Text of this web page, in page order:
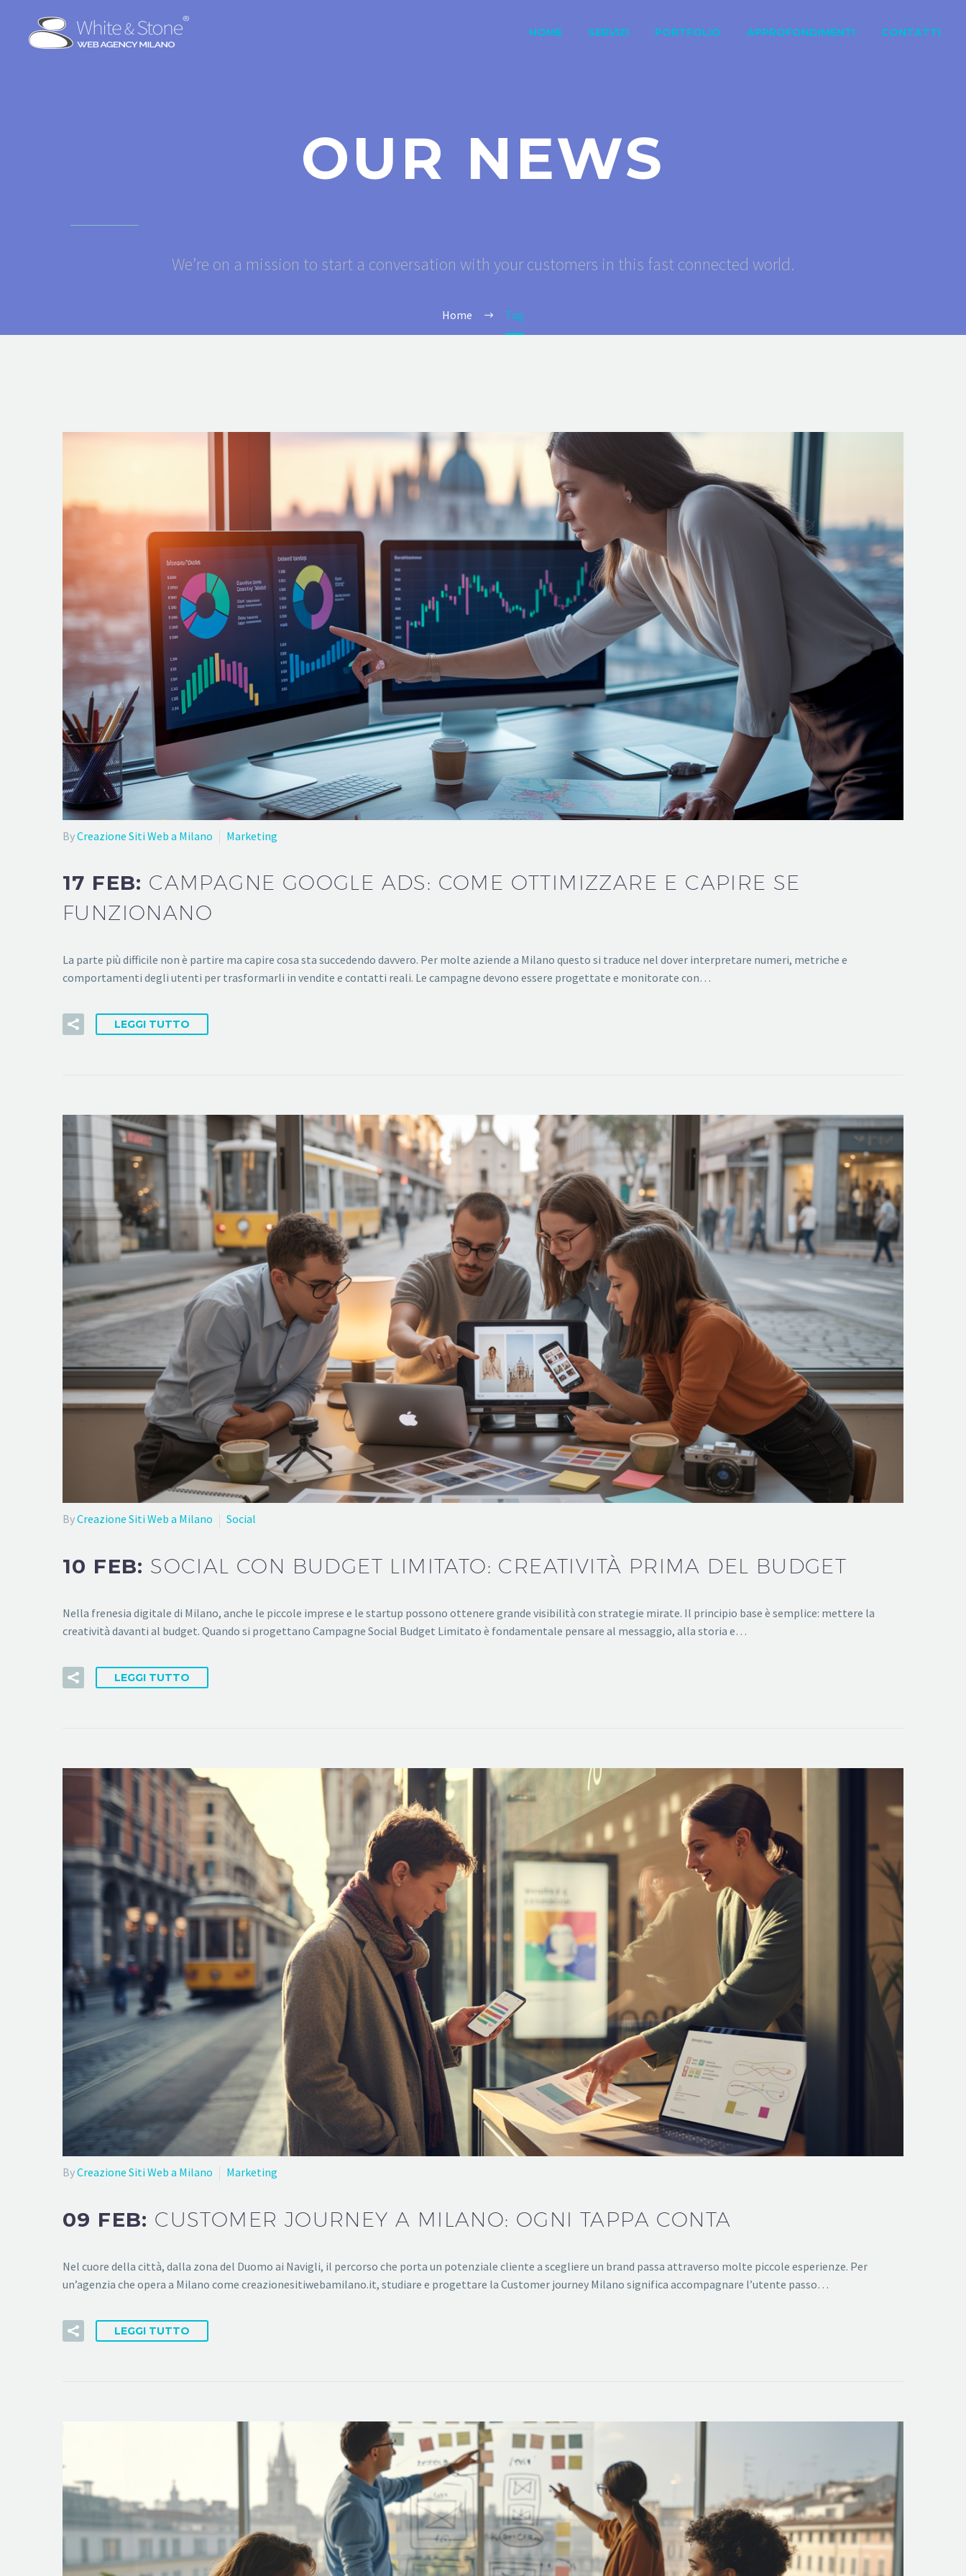
HOME SERVIZI PORTFOLIO APPROFONDIMENTI CONTATTI
OUR NEWS
We’re on a mission to start a conversation with your customers in this fast connected world.
Home Tag
ByCreazione Siti Web a Milano Marketing
17 FEB: CAMPAGNE GOOGLE ADS: COME OTTIMIZZARE E CAPIRE SE
FUNZIONANO
La parte più difficile non è partire ma capire cosa sta succedendo davvero. Per molte aziende a Milano questo si traduce nel dover interpretare numeri, metriche e
comportamenti degli utenti per trasformarli in vendite e contatti reali. Le campagne devono essere progettate e monitorate con…
LEGGI TUTTO
ByCreazione Siti Web a Milano Social
10 FEB: SOCIAL CON BUDGET LIMITATO: CREATIVITÀ PRIMA DEL BUDGET
Nella frenesia digitale di Milano, anche le piccole imprese e le startup possono ottenere grande visibilità con strategie mirate. Il principio base è semplice: mettere la
creatività davanti al budget. Quando si progettano Campagne Social Budget Limitato è fondamentale pensare al messaggio, alla storia e…
LEGGI TUTTO
ByCreazione Siti Web a Milano Marketing
09 FEB: CUSTOMER JOURNEY A MILANO: OGNI TAPPA CONTA
Nel cuore della città, dalla zona del Duomo ai Navigli, il percorso che porta un potenziale cliente a scegliere un brand passa attraverso molte piccole esperienze. Per
un’agenzia che opera a Milano come creazionesitiwebamilano.it, studiare e progettare la Customer journey Milano significa accompagnare l’utente passo…
LEGGI TUTTO